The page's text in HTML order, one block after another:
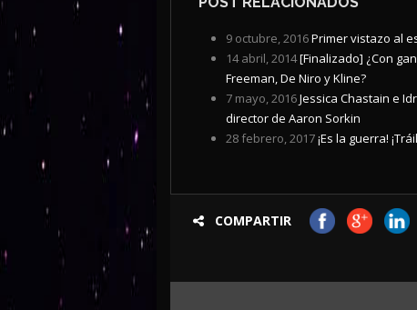
9 octubre, 2016Primer vistazo al
14 abril, 2014[Finalizado] ¿Con
Freeman, De Niro y Kline?
7 mayo, 2016Jessica Chastain e
director de Aaron Sorkin
28 febrero, 2017¡Es la guerra!
COMPARTIR